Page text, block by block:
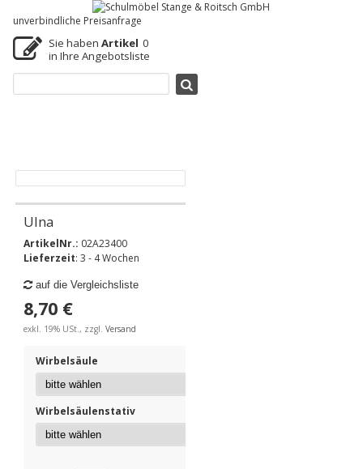
unverbindliche Preisanfrage
Sie haben 0
Artikel
in Ihre Angebotsliste
Ulna
ArtikelNr.: 02A23400
Lieferzeit: 3 - 4 Wochen
auf die Vergleichsliste
8,70 €
exkl. 19% USt., zzgl. Versand
Wirbelsäule
Wirbelsäulenstativ